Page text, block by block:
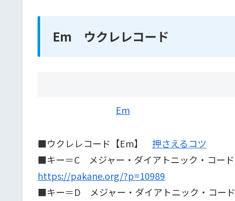
Em ウクレレコード
Em
■ウクレレコード【Em】 押さえるコツ
■キー＝C メジャー・ダイアトニック・コード
https://pakane.org/?p=10989
■キー＝D メジャー・ダイアトニック・コード